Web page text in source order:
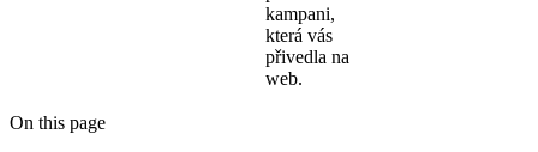
kampani,
která vás
přivedla na
web.
On this page